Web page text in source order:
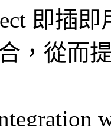
即插
，從而